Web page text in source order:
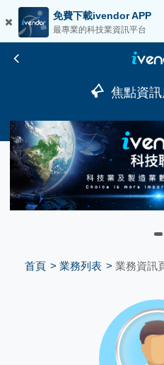
免費下載ivendor APP
最專業的科技業資訊平台
焦點資
首頁 業務列表 業務資訊